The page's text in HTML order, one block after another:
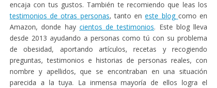
encaja con tus gustos. También te recomiendo que leas los
testimonios de otras personas, tanto eneste blog como en
Amazon, donde hay cientos de testimonios. Este blog lleva
desde 2013 ayudando a personas como tú con su problema
de obesidad, aportando artículos, recetas y recogiendo
preguntas, testimonios e historias de personas reales, con
nombre y apellidos, que se encontraban en una situación
parecida a la tuya. La inmensa mayoría de ellos logra el